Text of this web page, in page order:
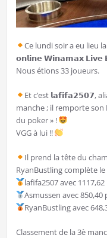
Ce lundi soir a eu lieu
𝗼𝗻𝗹𝗶𝗻𝗲 𝗪𝗶𝗻𝗮𝗺𝗮𝘅 𝗟𝗶𝘃𝗲
Nous étions 33 joueurs.
Et c’est 𝗹𝗮𝗳𝗶𝗳𝗮𝟮𝟱𝟬𝟳,
manche ; il remporte son
du poker » !
VGG à lui !!
Il prend la tête du
RyanBustling complète
lafifa2507 avec
Asmussen avec 850,40
RyanBustling avec
Classement de la 3è